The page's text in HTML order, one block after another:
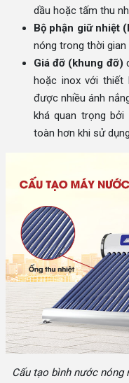
dầu hoặc tấm thu
Bộ phận giữ nhiệt
nóng trong thời gian
Giá đỡ (khung đỡ)
hoặc inox với thiết
được nhiều ánh
khá quan trọng
toàn hơn khi sử dụng.
Cấu tạo bình nước nóng